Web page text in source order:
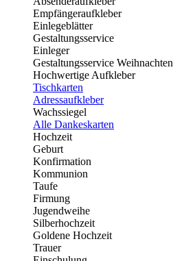
Empfängeraufkleber
Einlegeblätter
Gestaltungsservice
Einleger
Gestaltungsservice Weihnachten
Hochwertige Aufkleber
Tischkarten
Adressaufkleber
Wachssiegel
Alle Dankeskarten
Hochzeit
Geburt
Konfirmation
Kommunion
Taufe
Firmung
Jugendweihe
Silberhochzeit
Goldene Hochzeit
Trauer